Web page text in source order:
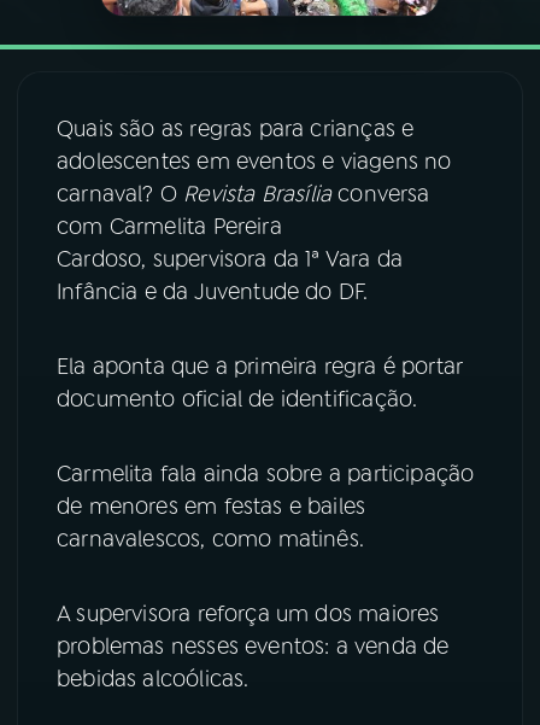
08FESTIVAL DE MÚSICA
ACOMPANHE A RÁDIO NACIONAL
Instagram
Quais são as regras para crianças e
adolescentes em eventos e viagens no
carnaval? ORevista Brasíliaconversa
com Carmelita Pereira
Cardoso, supervisora da 1ª Vara da
Infância e da Juventude do DF.
Ela aponta que a primeira regra é portar
documento oficial de identificação.
Carmelita fala ainda sobre a participação
de menores em festas e bailes
carnavalescos, como matinês.
A supervisora reforça um dos maiores
problemas nesses eventos: a venda de
bebidas alcoólicas.